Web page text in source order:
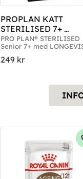
PROPLAN KATT
STERILISED 7+
TURKEY
PRO PLAN® STERILISED
Senior 7+ med
3kg & 10kg
249 kr